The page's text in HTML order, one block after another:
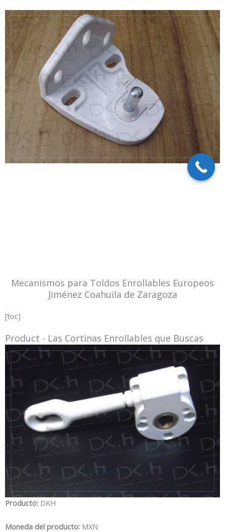
Mecanismos para Toldos Enrollables Europeos
Jiménez Coahuila de Zaragoza
[toc]
Product - Las Cortinas Enrollables que Buscas
Producto: DKH
Moneda del producto: MXN